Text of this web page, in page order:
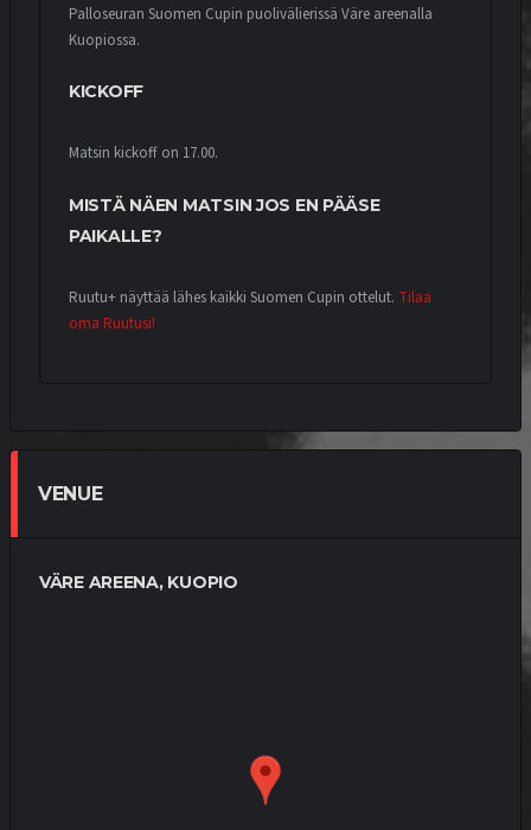
Palloseuran Suomen Cupin puolivälierissä Väre areenalla
Kuopiossa.
KICKOFF
Matsin kickoff on 17.00.
MISTÄ NÄEN MATSIN JOS EN PÄÄSE
PAIKALLE?
Ruutu+ näyttää lähes kaikki Suomen Cupin ottelut. Tilaa
oma Ruutusi!
VENUE
VÄRE AREENA, KUOPIO